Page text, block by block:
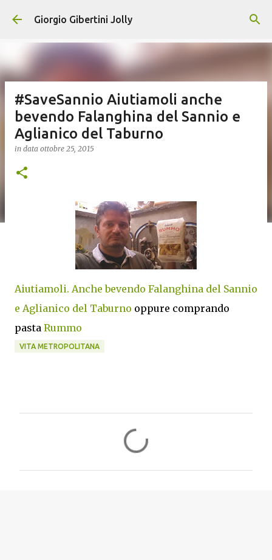
Passa ai contenuti principali
Giorgio Gibertini Jolly
#SaveSannio Aiutiamoli anche
bevendo Falanghina del Sannio e
Aglianico del Taburno
in data ottobre 25, 2015
Aiutiamoli. Anche bevendo Falanghina del Sannio
e Aglianico del Taburno oppure comprando
pasta Rummo
VITA METROPOLITANA